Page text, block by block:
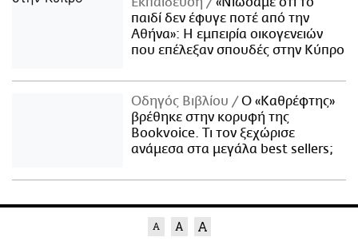
παιδί δεν έφυγε ποτέ από την
Αθήνα»: Η εμπειρία οικογενειών
που επέλεξαν σπουδές στην Κύπρο
Οδηγός Βιβλίου
Ο «Καθρέφτης»
βρέθηκε στην κορυφή της
Bookvoice. Τι τον ξεχώρισε
ανάμεσα στα μεγάλα best sellers;